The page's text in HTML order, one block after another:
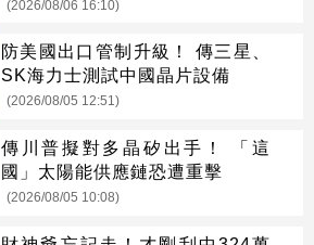
(2026/08/06 16:10)
防美國出口管制升級！ 傳三星、
SK海力士測試中國晶片設備
(2026/08/05 12:51)
傳川普擬對多晶矽出手！ 「這
國」太陽能供應鏈恐遭重擊
(2026/08/05 10:08)